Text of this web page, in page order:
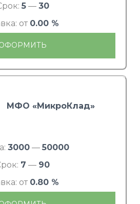
5— 30
от 0.00 %
МФО «МикроКлад»
3000 — 50000
7 — 90
от 0.80 %